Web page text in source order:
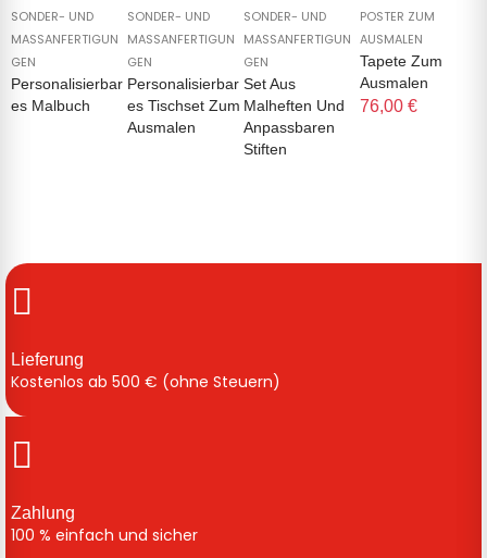
SONDER- UND
MASSANFERTIGUNG
EN
Personalisierbar
Es Malbuch
SONDER- UND
MASSANFERTIGUNG
EN
Personalisierbar
Es Tischset Zum
Ausmalen
SONDER- UND
MASSANFERTIGUNG
EN
Set Aus
Malheften Und
Anpassbaren
Stiften
POSTER ZUM
AUSMALEN
Tapete Zum
Ausmalen
76,00 €
Lieferung
Kostenlos ab 500 € (ohne Steuern)
Zahlung
100 % einfach und sicher